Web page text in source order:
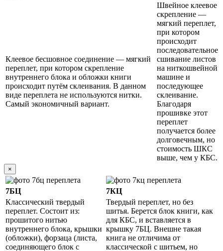
Клеевое бесшовное соединение — мягкий
переплет, при котором скрепление
внутреннего блока и обложки книги
происходит путём склеивания. В данном
виде переплета не используются нитки.
Самый экономичный вариант.
Швейное клеевое
скрепление —
мягкий переплет,
при котором
происходит
последовательное
сшивание листов
на ниткошвейной
машине и
последующее
склеивание.
Благодаря
прошивке этот
переплет
получается более
долговечным, но
стоимость ШКС
выше, чем у КБС.
×
7БЦ
7КЦ
Классический твердый
переплет. Состоит из:
прошитого нитью
внутреннего блока, крышки
(обложки), форзаца (листа,
соединяющего блок с
Твердый переплет, но без
шитья. Берется блок книги, как
для КБС, и вставляется в
крышку 7БЦ. Внешне такая
книга не отличима от
классической с шитьем, но